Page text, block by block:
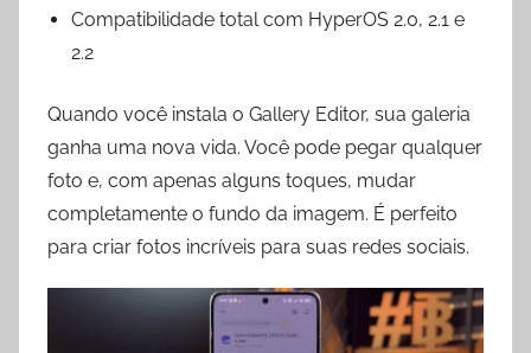
Compatibilidade total com HyperOS 2.0, 2.1 e
2.2
Quando você instala o Gallery Editor, sua galeria
ganha uma nova vida. Você pode pegar qualquer
foto e, com apenas alguns toques, mudar
completamente o fundo da imagem. É perfeito
para criar fotos incríveis para suas redes sociais.